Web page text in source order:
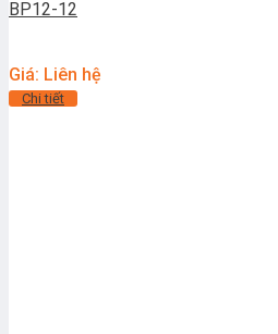
BP12-12
Giá: Liên hệ
Chi tiết